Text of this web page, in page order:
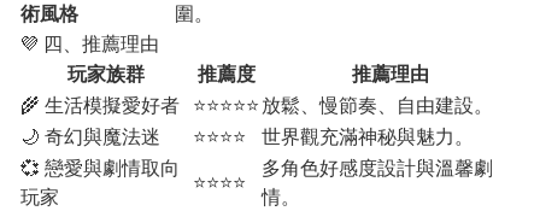
術風格
圍。
💜 四、推薦理由
玩家族群
推薦度
推薦理由
🌾 生活模擬愛好者
⭐⭐⭐⭐⭐ 放鬆、慢節奏、自由建設。
🌙 奇幻與魔法迷
⭐⭐⭐⭐
世界觀充滿神秘與魅力。
💞 戀愛與劇情取向
玩家
⭐⭐⭐⭐
多角色好感度設計與溫馨劇
情。